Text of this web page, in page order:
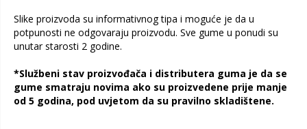
Slike proizvoda su informativnog tipa i moguće je da u
potpunosti ne odgovaraju proizvodu. Sve gume u ponudi su
unutar starosti 2 godine.
*Službeni stav proizvođača i distributera guma je da se
gume smatraju novima ako su proizvedene prije manje
od 5 godina, pod uvjetom da su pravilno skladištene.